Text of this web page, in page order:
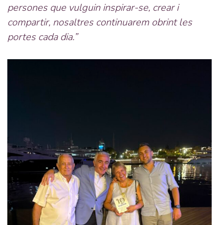
persones que vulguin inspirar-se, crear i
compartir, nosaltres continuarem obrint les
portes cada dia.”